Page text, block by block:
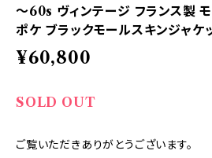
〜60s ヴィンテージ フランス製
ポケ ブラックモールスキンジャケ
¥60,800
SOLD OUT
ご覧いただきありがとうございます。